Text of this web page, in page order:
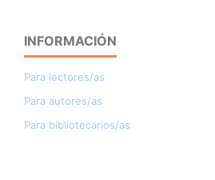
INFORMACIÓN
Para lectores/as
Para autores/as
Para bibliotecarios/as